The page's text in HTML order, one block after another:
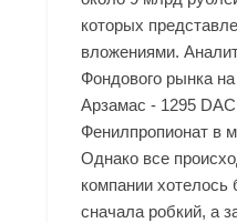
которых
вложениями.
Фондового рынка
Арзамас - 1295
Фенилпропионат в
Однако все
компании
сначала робкий, а